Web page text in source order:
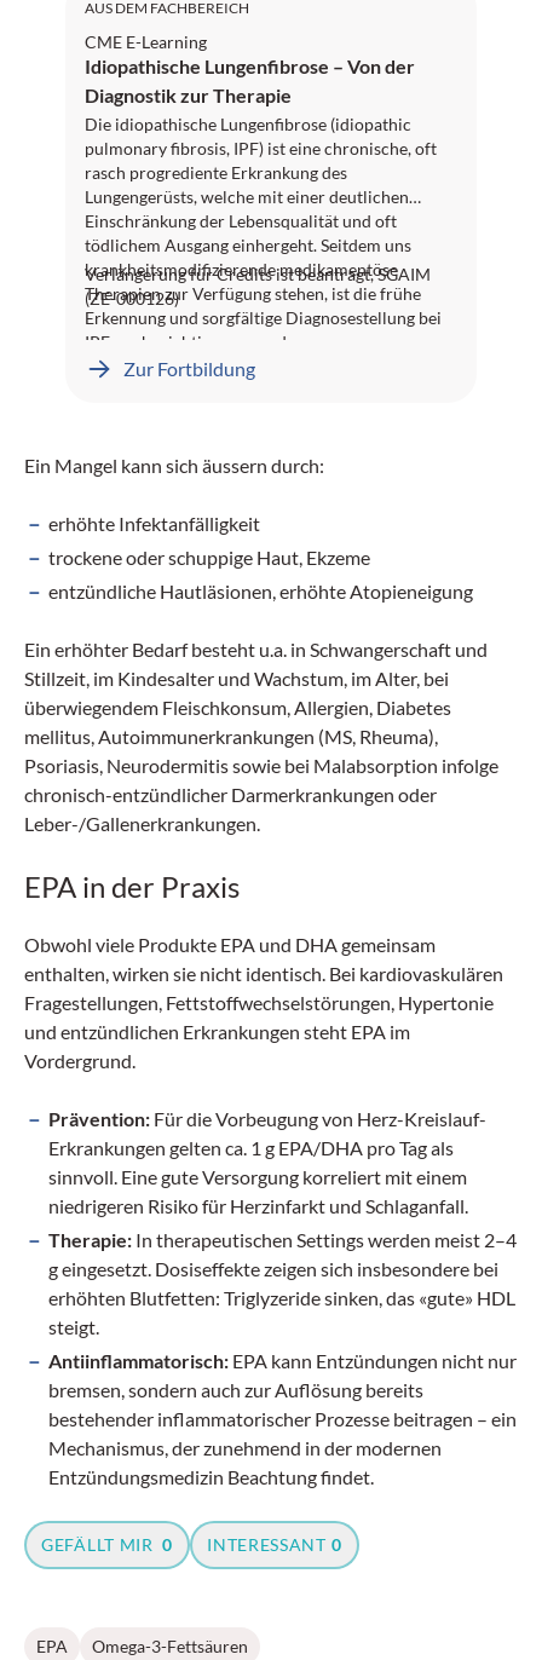
AUS DEM FACHBEREICH
CME E-Learning
Idiopathische Lungenfibrose – Von der
Diagnostik zur Therapie
Die idiopathische Lungenfibrose (idiopathic
pulmonary fibrosis, IPF) ist eine chronische, oft
rasch progrediente Erkrankung des
Lungengerüsts, welche mit einer deutlichen
Einschränkung der Lebensqualität und oft
tödlichem Ausgang einhergeht. Seitdem uns
krankheitsmodifizierende medikamentöse
Therapien zur Verfügung stehen, ist die frühe
Erkennung und sorgfältige Diagnosestellung bei
IPF noch wichtiger geworden.
Verlängerung für Credits ist beantragt, SGAIM
(ZE-000126)
Zur Fortbildung
Ein Mangel kann sich äussern durch:
erhöhte Infektanfälligkeit
trockene oder schuppige Haut, Ekzeme
entzündliche Hautläsionen, erhöhte Atopieneigung
Ein erhöhter Bedarf besteht u.a. in Schwangerschaft und
Stillzeit, im Kindesalter und Wachstum, im Alter, bei
überwiegendem Fleischkonsum, Allergien, Diabetes
mellitus, Autoimmunerkrankungen (MS, Rheuma),
Psoriasis, Neurodermitis sowie bei Malabsorption infolge
chronisch-entzündlicher Darmerkrankungen oder
Leber-/Gallenerkrankungen.
EPA in der Praxis
Obwohl viele Produkte EPA und DHA gemeinsam
enthalten, wirken sie nicht identisch. Bei kardiovaskulären
Fragestellungen, Fettstoffwechselstörungen, Hypertonie
und entzündlichen Erkrankungen steht EPA im
Vordergrund.
Prävention: Für die Vorbeugung von Herz-Kreislauf-
Erkrankungen gelten ca. 1 g EPA/DHA pro Tag als
sinnvoll. Eine gute Versorgung korreliert mit einem
niedrigeren Risiko für Herzinfarkt und Schlaganfall.
Therapie: In therapeutischen Settings werden meist 2–4
g eingesetzt. Dosiseffekte zeigen sich insbesondere bei
erhöhten Blutfetten: Triglyzeride sinken, das «gute» HDL
steigt.
Antiinflammatorisch: EPA kann Entzündungen nicht nur
bremsen, sondern auch zur Auflösung bereits
bestehender inflammatorischer Prozesse beitragen – ein
Mechanismus, der zunehmend in der modernen
Entzündungsmedizin Beachtung findet.
GEFÄLLT MIR 0 INTERESSANT 0
EPA Omega-3-Fettsäuren